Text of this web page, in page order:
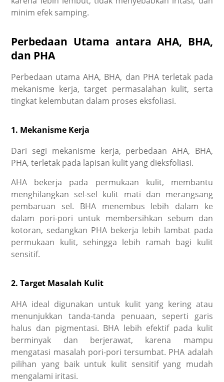
minim efek samping.
Perbedaan Utama antara AHA, BHA,
dan PHA
Perbedaan utama AHA, BHA, dan PHA terletak pada
mekanisme kerja, target permasalahan kulit, serta
tingkat kelembutan dalam proses eksfoliasi.
1. Mekanisme Kerja
Dari segi mekanisme kerja, perbedaan AHA, BHA,
PHA, terletak pada lapisan kulit yang dieksfoliasi.
AHA bekerja pada permukaan kulit, membantu
menghilangkan sel-sel kulit mati dan merangsang
pembaruan sel. BHA menembus lebih dalam ke
dalam pori-pori untuk membersihkan sebum dan
kotoran, sedangkan PHA bekerja lebih lambat pada
permukaan kulit, sehingga lebih ramah bagi kulit
sensitif.
2. Target Masalah Kulit
AHA ideal digunakan untuk kulit yang kering atau
menunjukkan tanda-tanda penuaan, seperti garis
halus dan pigmentasi. BHA lebih efektif pada kulit
berminyak dan berjerawat, karena mampu
mengatasi masalah pori-pori tersumbat. PHA adalah
pilihan yang baik untuk kulit sensitif yang mudah
mengalami iritasi.